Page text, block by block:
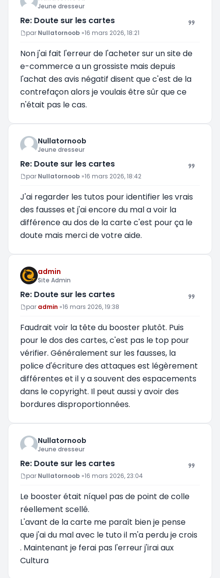
Jeune dresseur
Re: Doute sur les cartes
Message
par Nullatornoob »16 mars 2026, 18:21
Non j'ai fait l'erreur de l'acheter sur un site de
e-commerce a un grossiste mais depuis
l'achat des avis négatif disent que c'est de la
contrefaçon alors je voulais être sûr que ce
n'était pas le cas.
Nullatornoob
Jeune dresseur
Re: Doute sur les cartes
Message
par Nullatornoob »16 mars 2026, 18:42
J'ai regarder les tutos pour identifier les vrais
des fausses et j'ai encore du mal a voir la
différence au dos de la carte c'est pour ça le
doute mais merci de votre aide.
admin
Site Admin
Re: Doute sur les cartes
Message
par admin »16 mars 2026, 19:38
Faudrait voir la tête du booster plutôt. Puis
pour le dos des cartes, c'est pas le top pour
vérifier. Généralement sur les fausses, la
police d'écriture des attaques est légèrement
différentes et il y a souvent des espacements
dans le copyright. Il peut aussi y avoir des
bordures disproportionnées.
Nullatornoob
Jeune dresseur
Re: Doute sur les cartes
Message
par Nullatornoob »16 mars 2026, 23:04
Le booster était níquel pas de point de colle
réellement scellé.
L'avant de la carte me paraît bien je pense
que j'ai du mal avec le tuto il m'a perdu je crois
. Maintenant je ferai pas l'erreur j'irai aux
Cultura